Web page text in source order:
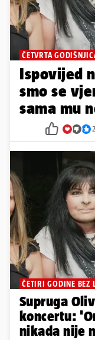
ČETVRTA
Ispovijed
smo se
sama mu
ČETIRI GODINE BEZ
Supruga
koncertu:
nikada nije